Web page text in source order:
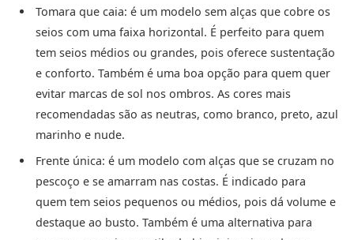
Tomara que caia: é um modelo sem alças que cobre os
seios com uma faixa horizontal. É perfeito para quem
tem seios médios ou grandes, pois oferece sustentação
e conforto. Também é uma boa opção para quem quer
evitar marcas de sol nos ombros. As cores mais
recomendadas são as neutras, como branco, preto, azul
marinho e nude.
Frente única: é um modelo com alças que se cruzam no
pescoço e se amarram nas costas. É indicado para
quem tem seios pequenos ou médios, pois dá volume e
destaque ao busto. Também é uma alternativa para